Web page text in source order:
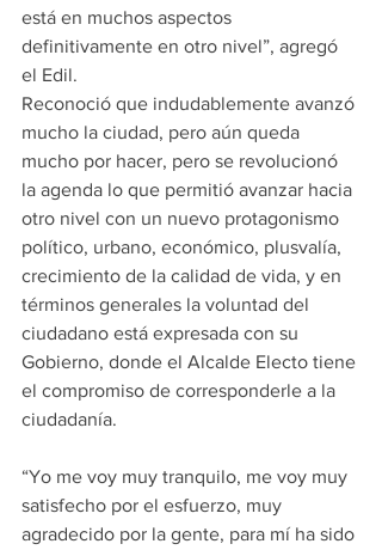
está en muchos aspectos
definitivamente en otro nivel”, agregó
el Edil.
Reconoció que indudablemente avanzó
mucho la ciudad, pero aún queda
mucho por hacer, pero se revolucionó
la agenda lo que permitió avanzar hacia
otro nivel con un nuevo protagonismo
político, urbano, económico, plusvalía,
crecimiento de la calidad de vida, y en
términos generales la voluntad del
ciudadano está expresada con su
Gobierno, donde el Alcalde Electo tiene
el compromiso de corresponderle a la
ciudadanía.
“Yo me voy muy tranquilo, me voy muy
satisfecho por el esfuerzo, muy
agradecido por la gente, para mí ha sido